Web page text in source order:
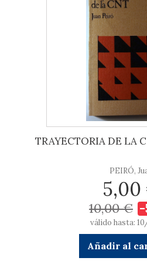
TRAYECTORIA DE LA
PEIRÓ,
10,00 € -
válido hasta:
Añadir al